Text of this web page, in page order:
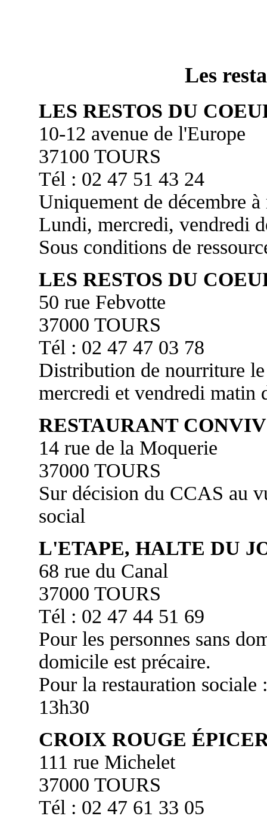
Les
LES RESTOS DU
10-12 avenue de l'Europe
37100 TOURS
Tél : 02 47 51 43 24
Uniquement de décembre à
Lundi, mercredi, vendredi
Sous conditions de
LES RESTOS DU
50 rue Febvotte
37000 TOURS
Tél : 02 47 47 03 78
Distribution de nourriture
mercredi et vendredi matin
RESTAURANT
14 rue de la Moquerie
37000 TOURS
Sur décision du CCAS au
social
L'ETAPE, HALTE DU
68 rue du Canal
37000 TOURS
Tél : 02 47 44 51 69
Pour les personnes sans
domicile est précaire.
Pour la restauration
13h30
CROIX ROUGE
111 rue Michelet
37000 TOURS
Tél : 02 47 61 33 05